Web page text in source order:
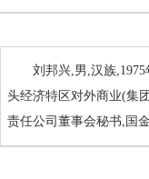
刘邦兴,男,汉族
头经济特区对外商业(集
责任公司董事会秘书,国